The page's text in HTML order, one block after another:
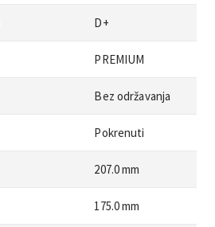
D+
PREMIUM
Bez održavanja
Pokrenuti
207.0 mm
175.0 mm